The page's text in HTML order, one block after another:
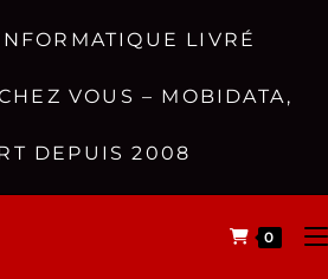
LIVRÉ
VOUS – MOBIDATA,
DEPUIS 2008
0